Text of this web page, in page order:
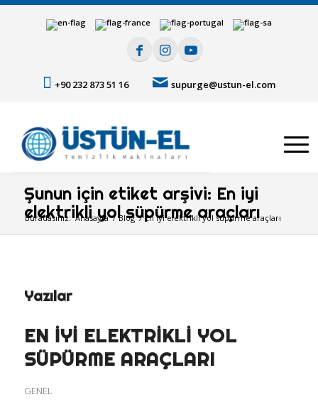
+90 232 873 51 16 supurge@ustun-el.com
Şunun için etiket arşivi: En iyi
elektrikli yol süpürme araçları
Buradasınız: Anasayfa / Blog / En iyi elektrikli yol süpürme araçları
Yazılar
EN IYI ELEKTRIKLI YOL
SÜPÜRME ARAÇLARI
GENEL